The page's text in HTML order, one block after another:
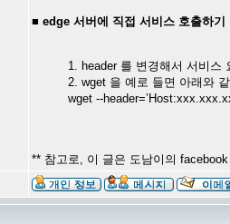
■ edge 서버에 직접 서비스 호출하기
1. header 를 변경해서 서비스
2. wget 을 예로 들면 아래와
wget --
** 참고로, 이 글은 도남이의